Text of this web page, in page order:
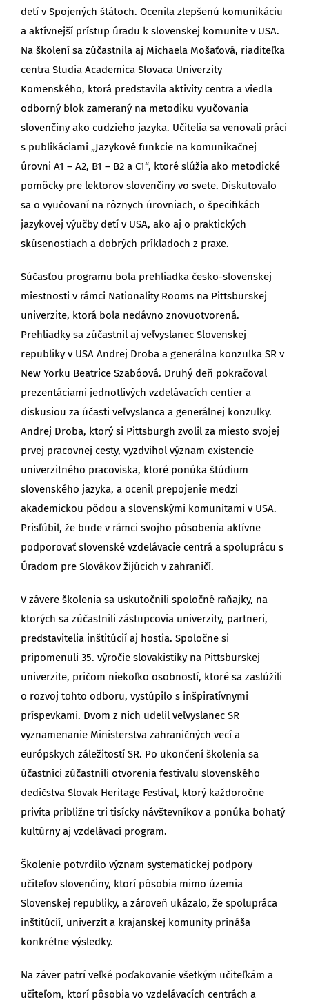
detí v Spojených štátoch. Ocenila zlepšenú komunikáciu
a aktívnejší prístup úradu k slovenskej komunite v USA.
Na školení sa zúčastnila aj Michaela Mošaťová, riaditeľka
centra Studia Academica Slovaca Univerzity
Komenského, ktorá predstavila aktivity centra a viedla
odborný blok zameraný na metodiku vyučovania
slovenčiny ako cudzieho jazyka. Učitelia sa venovali práci
s publikáciami „Jazykové funkcie na komunikačnej
úrovni A1 – A2, B1 – B2 a C1“, ktoré slúžia ako metodické
pomôcky pre lektorov slovenčiny vo svete. Diskutovalo
sa o vyučovaní na rôznych úrovniach, o špecifikách
jazykovej výučby detí v USA, ako aj o praktických
skúsenostiach a dobrých príkladoch z praxe.
Súčasťou programu bola prehliadka česko-slovenskej
miestnosti v rámci Nationality Rooms na Pittsburskej
univerzite, ktorá bola nedávno znovuotvorená.
Prehliadky sa zúčastnil aj veľvyslanec Slovenskej
republiky v USA Andrej Droba a generálna konzulka SR v
New Yorku Beatrice Szabóová. Druhý deň pokračoval
prezentáciami jednotlivých vzdelávacích centier a
diskusiou za účasti veľvyslanca a generálnej konzulky.
Andrej Droba, ktorý si Pittsburgh zvolil za miesto svojej
prvej pracovnej cesty, vyzdvihol význam existencie
univerzitného pracoviska, ktoré ponúka štúdium
slovenského jazyka, a ocenil prepojenie medzi
akademickou pôdou a slovenskými komunitami v USA.
Prisľúbil, že bude v rámci svojho pôsobenia aktívne
podporovať slovenské vzdelávacie centrá a spoluprácu s
Úradom pre Slovákov žijúcich v zahraničí.
V závere školenia sa uskutočnili spoločné raňajky, na
ktorých sa zúčastnili zástupcovia univerzity, partneri,
predstavitelia inštitúcií aj hostia. Spoločne si
pripomenuli 35. výročie slovakistiky na Pittsburskej
univerzite, pričom niekoľko osobností, ktoré sa zaslúžili
o rozvoj tohto odboru, vystúpilo s inšpiratívnymi
príspevkami. Dvom z nich udelil veľvyslanec SR
vyznamenanie Ministerstva zahraničných vecí a
európskych záležitostí SR. Po ukončení školenia sa
účastníci zúčastnili otvorenia festivalu slovenského
dedičstva Slovak Heritage Festival, ktorý každoročne
privíta približne tri tisícky návštevníkov a ponúka bohatý
kultúrny aj vzdelávací program.
Školenie potvrdilo význam systematickej podpory
učiteľov slovenčiny, ktorí pôsobia mimo územia
Slovenskej republiky, a zároveň ukázalo, že spolupráca
inštitúcií, univerzít a krajanskej komunity prináša
konkrétne výsledky.
Na záver patrí veľké poďakovanie všetkým učiteľkám a
učiteľom, ktorí pôsobia vo vzdelávacích centrách a